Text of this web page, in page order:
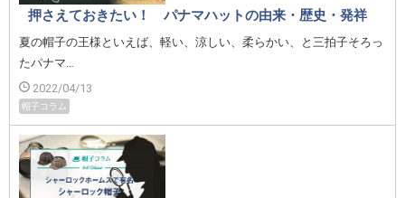
押さえておきたい！ パナマハットの由来・歴史・発祥
夏の帽子の王様といえば、軽い、涼しい、柔らかい、と三拍子そろっ
たパナマ…
2022/04/13
帽子コラム